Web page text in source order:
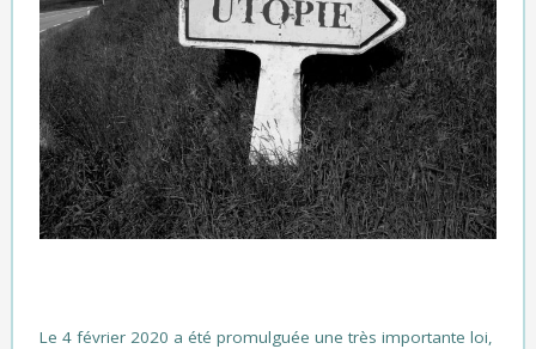
Le 4 février 2020 a été promulguée une très importante loi,